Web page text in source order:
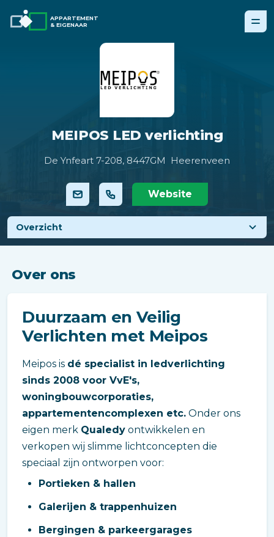
APPARTEMENT
& EIGENAAR
MEIPOS LED verlichting
De Ynfeart 7-208, 8447GM Heerenveen
Website
Overzicht
Over ons
Duurzaam en Veilig
Verlichten met Meipos
Meipos is dé specialist in ledverlichting
sinds 2008 voor VvE's,
woningbouwcorporaties,
appartementencomplexen etc. Onder ons
eigen merk Qualedy ontwikkelen en
verkopen wij slimme lichtconcepten die
speciaal zijn ontworpen voor:
Portieken & hallen
Galerijen & trappenhuizen
Bergingen & parkeergarages